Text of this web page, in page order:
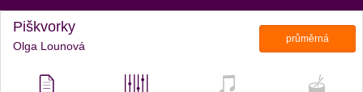
Piškvorky
Olga Lounová
průměrná